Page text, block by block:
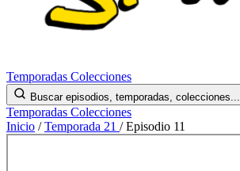
Temporadas Colecciones
Buscar episodios, temporadas, colecciones...
Temporadas Colecciones
Inicio / Temporada 21 / Episodio 11